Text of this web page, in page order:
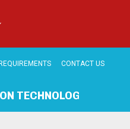
CONTACT US
TECHNOLOGY BEAWAR